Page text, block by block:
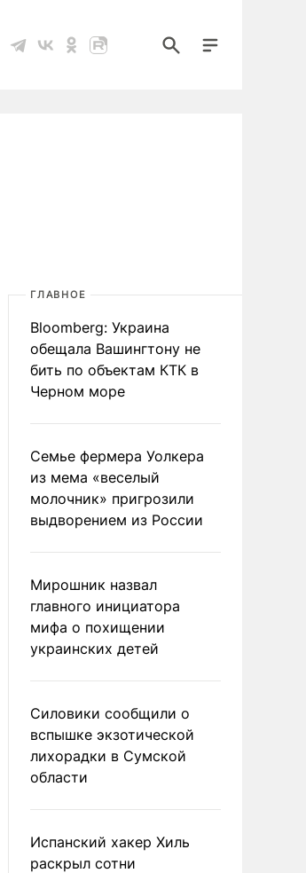
ГЛАВНОЕ
Bloomberg: Украина
обещала Вашингтону не
бить по объектам КТК в
Черном море
Семье фермера Уолкера
из мема «веселый
молочник» пригрозили
выдворением из России
Мирошник назвал
главного инициатора
мифа о похищении
украинских детей
Силовики сообщили о
вспышке экзотической
лихорадки в Сумской
области
Испанский хакер Хиль
раскрыл сотни